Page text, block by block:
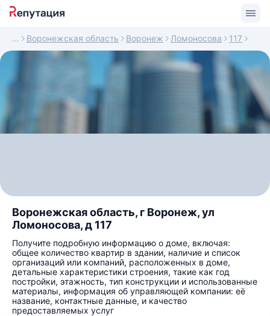
Воронежская область Воронеж Ломоносова 117
Воронежская область, г Воронеж, ул
Ломоносова, д 117
Получите подробную информацию о доме, включая:
общее количество квартир в здании, наличие и список
организаций или компаний, расположенных в доме,
детальные характеристики строения, такие как год
постройки, этажность, тип конструкции и использованные
материалы, информация об управляющей компании: её
название, контактные данные, и качество
предоставляемых услуг